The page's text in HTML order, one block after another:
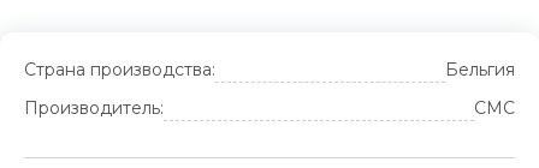
Страна производства:
Бельгия
Производитель:
CMC